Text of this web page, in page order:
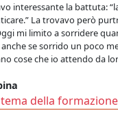
interessante la battuta:
La trovavo però
mi limito a sorridere
se sorrido un poco
cose che io attendo da
della formazione